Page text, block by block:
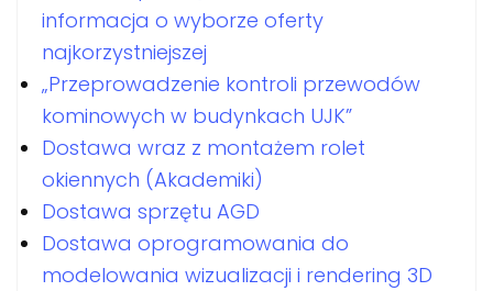
informacja o wyborze oferty
najkorzystniejszej
„Przeprowadzenie kontroli przewodów
kominowych w budynkach UJK”
Dostawa wraz z montażem rolet
okiennych (Akademiki)
Dostawa sprzętu AGD
Dostawa oprogramowania do
modelowania wizualizacji i rendering 3D